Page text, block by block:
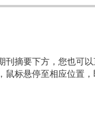
摘要下方，您也可
标悬停至相应位置